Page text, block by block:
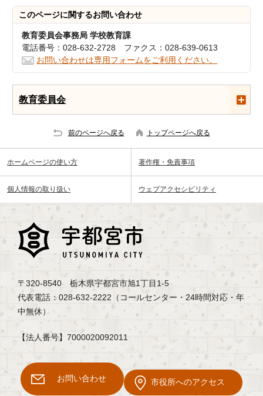
このページに関するお問い合わせ
教育委員会事務局 学校教育課
電話番号：028-632-2728 ファクス：028-639-0613
お問い合わせは専用フォームをご利用ください。
教育委員会
前のページへ戻る トップページへ戻る
ホームページの使い方 著作権・免責事項
個人情報の取り扱い ウェブアクセシビリティ
〒320-8540 栃木県宇都宮市旭1丁目1-5
代表電話：028-632-2222（コールセンター・24時間対応・年
中無休）
【法人番号】7000020092011
お問い合わせ 市役所へのアクセス